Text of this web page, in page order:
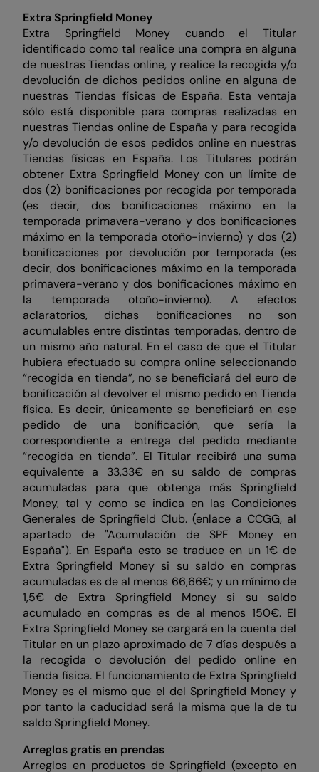
Extra Springfield Money
Extra Springfield Money cuando el Titular
identificado como tal realice una compra en alguna
de nuestras Tiendas online, y realice la recogida y/o
devolución de dichos pedidos online en alguna de
nuestras Tiendas físicas de España. Esta ventaja
sólo está disponible para compras realizadas en
nuestras Tiendas online de España y para recogida
y/o devolución de esos pedidos online en nuestras
Tiendas físicas en España. Los Titulares podrán
obtener Extra Springfield Money con un límite de
dos (2) bonificaciones por recogida por temporada
(es decir, dos bonificaciones máximo en la
temporada primavera-verano y dos bonificaciones
máximo en la temporada otoño-invierno) y dos (2)
bonificaciones por devolución por temporada (es
decir, dos bonificaciones máximo en la temporada
primavera-verano y dos bonificaciones máximo en
la temporada otoño-invierno). A efectos
aclaratorios, dichas bonificaciones no son
acumulables entre distintas temporadas, dentro de
un mismo año natural. En el caso de que el Titular
hubiera efectuado su compra online seleccionando
“recogida en tienda”, no se beneficiará del euro de
bonificación al devolver el mismo pedido en Tienda
física. Es decir, únicamente se beneficiará en ese
pedido de una bonificación, que sería la
correspondiente a entrega del pedido mediante
“recogida en tienda”. El Titular recibirá una suma
equivalente a 33,33€ en su saldo de compras
acumuladas para que obtenga más Springfield
Money, tal y como se indica en las Condiciones
Generales de Springfield Club. (enlace a CCGG, al
apartado de "Acumulación de SPF Money en
España"). En España esto se traduce en un 1€ de
Extra Springfield Money si su saldo en compras
acumuladas es de al menos 66,66€; y un mínimo de
1,5€ de Extra Springfield Money si su saldo
acumulado en compras es de al menos 150€. El
Extra Springfield Money se cargará en la cuenta del
Titular en un plazo aproximado de 7 días después a
la recogida o devolución del pedido online en
Tienda física. El funcionamiento de Extra Springfield
Money es el mismo que el del Springfield Money y
por tanto la caducidad será la misma que la de tu
saldo Springfield Money.
Arreglos gratis en prendas
Arreglos en productos de Springfield (excepto en